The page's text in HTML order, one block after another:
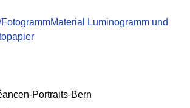
Luminogramm und
Portraits-Bern